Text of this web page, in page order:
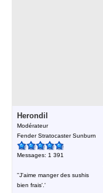
Herondil
Modérateur
Fender Stratocaster Sunburn
Messages: 1 391
''J'aime manger des sushis
bien frais'.'